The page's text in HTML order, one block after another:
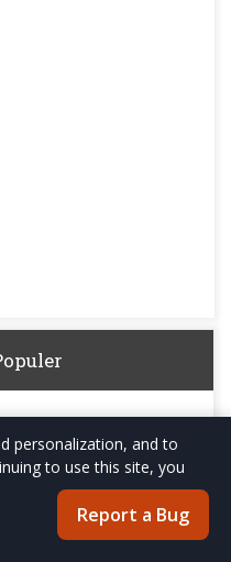
Report a Bug
personalization, and to
to use this site, you